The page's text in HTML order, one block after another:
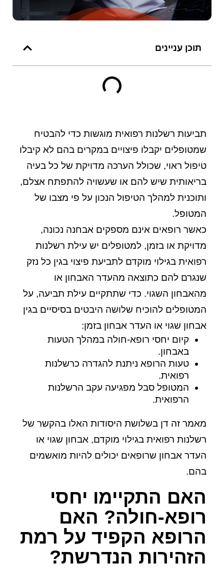
תוכן עניינים
תביעות רשלנות רפואית מוגשות כדי להבטיח
שמטופלים יקבלו פיצויים במקרים בהם לא קיבלו
טיפול ראוי, שכולל הערכה מדויקת של כל בעיה
בריאותית שיש להם או שעשויה להתפתח אצלם,
ותוכנית למהלך הטיפול הנכון על פי מצבו של
המטופל.
כאשר רופאים אינם מספקים אבחנה נכונה,
מדויקת או בזמן, למטופלים יש עילת רשלנות
רפואית בגילוי מוקדם לתביעת פיצוי בגין כל נזק
שנגרם להם כתוצאה מהעדר האבחון או
מהאבחון השגוי. כדי שתתקיים עילת תביעה, על
המטופלים להוכיח שלושה היבטים בסיסיים בגין
אבחון שגוי או העדר אבחון בזמן:
קיום יחסי רופא-חולה במהלך הטעות
באבחון.
טעות הרופא ניתנת להגדרה כרשלנות
רפואית.
המטופל סבל מפגיעה עקב הרשלנות
הרפואית.
מאמר זה דן בשלושת היסודות האלו בהקשר של
רשלנות רפואית בגילוי מוקדם, אבחון שגוי או
העדר אבחון שרופאים יכולים להיות מואשמים
בהם.
האם התקיימו יחסי
רופא-חולה? האם
הרופא הקפיד על רמת
הזהירות הנדרשת?